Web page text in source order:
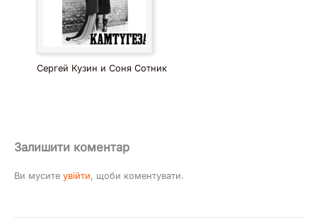
Сергей Кузин и Соня Сотник
Залишити коментар
Ви мусите увійти, щоби коментувати.